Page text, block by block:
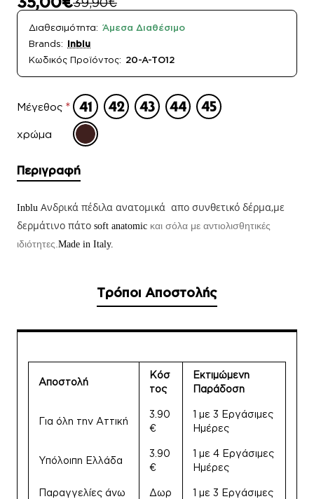
Διαθεσιμότητα: Άμεσα Διαθέσιμο
Brands: Inblu
Κωδικός Προϊόντος: 20-A-TO12
Μέγεθος
χρώμα
Περιγραφή
Inblu Ανδρικά πέδιλα ανατομικά απο συνθετικό δέρμα,με
δερμάτινο πάτο soft anatomic και σόλα με αντιολισθητικές
ιδιότητες.Made in Italy.
Τρόποι Αποστολής
Αποστολή
Κόσ
τος
Εκτιμώμενη
Παράδοση
Για όλη την Αττική
3.90
€
1 με 3 Εργάσιμες
Ημέρες
Υπόλοιπη Ελλάδα
3.90
€
1 με 4 Εργάσιμες
Ημέρες
Παραγγελίες άνω
Δωρ
1 με 3 Εργάσιμες